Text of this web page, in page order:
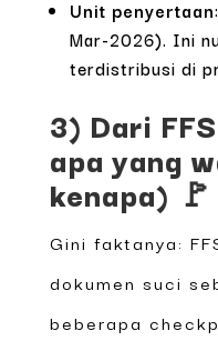
Unit penyertaan
Mar-2026). Ini
terdistribusi di
3) Dari
apa yang
kenapa) 🚩
Gini faktanya:
dokumen suci
beberapa